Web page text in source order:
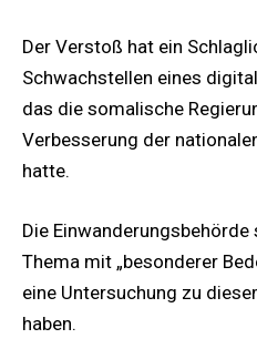
Der Verstoß hat ein
Schwachstellen eines
das die somalische
Verbesserung der
hatte.
Die
Thema mit „besonderer
eine Untersuchung zu
haben.